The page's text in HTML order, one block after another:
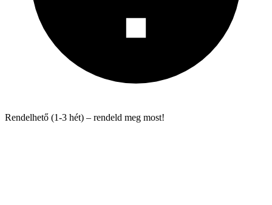
Rendelhető (1-3 hét) – rendeld meg most!